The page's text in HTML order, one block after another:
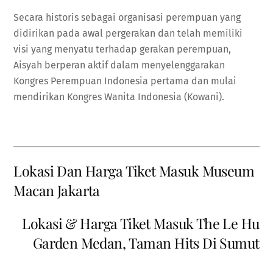
Secara historis sebagai organisasi perempuan yang
didirikan pada awal pergerakan dan telah memiliki
visi yang menyatu terhadap gerakan perempuan,
Aisyah berperan aktif dalam menyelenggarakan
Kongres Perempuan Indonesia pertama dan mulai
mendirikan Kongres Wanita Indonesia (Kowani).
Lokasi Dan Harga Tiket Masuk Museum
Macan Jakarta
Lokasi & Harga Tiket Masuk The Le Hu
Garden Medan, Taman Hits Di Sumut